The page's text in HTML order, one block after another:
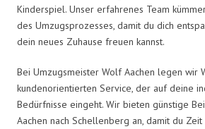
Kinderspiel. Unser erfahrenes Team
des Umzugsprozesses, damit du dich
dein neues Zuhause freuen kannst.
Bei Umzugsmeister Wolf Aachen legen wir
kundenorientierten Service, der auf deine
Bedürfnisse eingeht. Wir bieten günstige
Aachen nach Schellenberg an, damit du